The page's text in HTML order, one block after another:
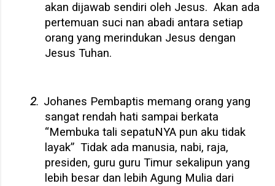
akan dijawab sendiri oleh Jesus. Akan ada
pertemuan suci nan abadi antara setiap
orang yang merindukan Jesus dengan
Jesus Tuhan.
2. Johanes Pembaptis memang orang yang
sangat rendah hati sampai berkata
“Membuka tali sepatuNYA pun aku tidak
layak” Tidak ada manusia, nabi, raja,
presiden, guru guru Timur sekalipun yang
lebih besar dan lebih Agung Mulia dari